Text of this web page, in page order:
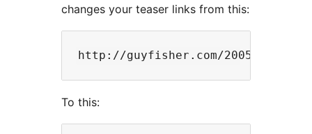
changes your teaser links from this:
To this: